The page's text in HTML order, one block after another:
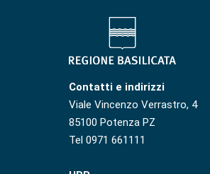
Contatti e indirizzi
Viale Vincenzo Verrastro, 4
85100 Potenza PZ
Tel 0971 661111